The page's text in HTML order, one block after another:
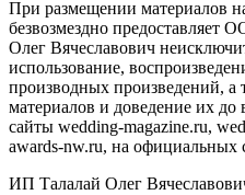
При размещении материалов
безвозмездно
Олег Вячеславович
использование,
производных произведений, а
материалов и доведение их до
сайты wedding-magazine.ru,
awards-nw.ru, на официальных
ИП Талалай Олег